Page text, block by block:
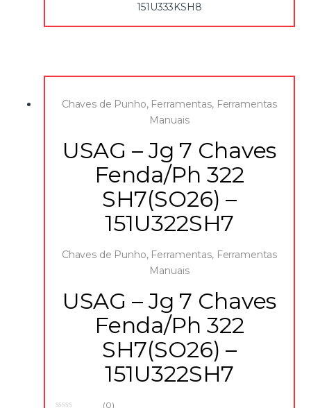
151U333KSH8
Chaves de Punho, Ferramentas, Ferramentas
Manuais
USAG – Jg 7 Chaves
Fenda/Ph 322
SH7(SO26) –
151U322SH7
Chaves de Punho, Ferramentas, Ferramentas
Manuais
USAG – Jg 7 Chaves
Fenda/Ph 322
SH7(SO26) –
151U322SH7
(0)